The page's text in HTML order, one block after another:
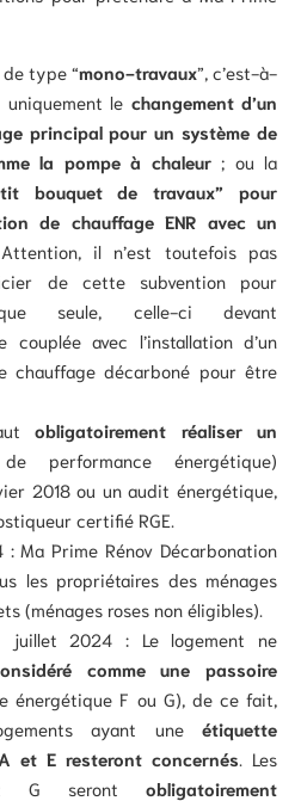
type “mono-travaux”, c’est-à-
le changement d’un
principal pour un système de
la pompe à chaleur; ou la
bouquet de travaux” pour
de chauffage ENR avec un
Attention, il n’est toutefois pas
de cette subvention pour
seule, celle-ci devant
couplée avec l’installation d’un
chauffage décarboné pour être
obligatoirement réaliser un
performance énergétique)
2018 ou un audit énergétique,
certifié RGE.
Ma Prime Rénov Décarbonation
les propriétaires des ménages
(ménages roses non éligibles).
juillet 2024 : Le logement ne
comme une passoire
énergétique F ou G), de ce fait,
ayant une étiquette
et E resteront concernés . Les
G seront obligatoirement